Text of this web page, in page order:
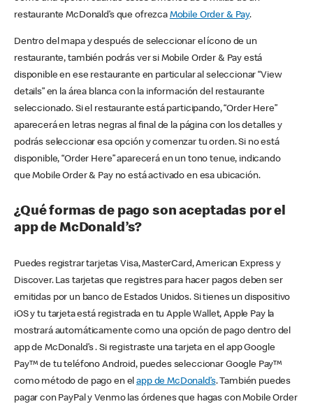
restaurante McDonald’s que ofrezca Mobile Order & Pay.
Dentro del mapa y después de seleccionar el ícono de un
restaurante, también podrás ver si Mobile Order & Pay está
disponible en ese restaurante en particular al seleccionar “View
details” en la área blanca con la información del restaurante
seleccionado. Si el restaurante está participando, “Order Here”
aparecerá en letras negras al final de la página con los detalles y
podrás seleccionar esa opción y comenzar tu orden. Si no está
disponible, “Order Here” aparecerá en un tono tenue, indicando
que Mobile Order & Pay no está activado en esa ubicación.
¿Qué formas de pago son aceptadas por el
app de McDonald’s?
Puedes registrar tarjetas Visa, MasterCard, American Express y
Discover. Las tarjetas que registres para hacer pagos deben ser
emitidas por un banco de Estados Unidos. Si tienes un dispositivo
iOS y tu tarjeta está registrada en tu Apple Wallet, Apple Pay la
mostrará automáticamente como una opción de pago dentro del
app de McDonald’s . Si registraste una tarjeta en el app Google
Pay™ de tu teléfono Android, puedes seleccionar Google Pay™
como método de pago en elapp de McDonald’s. También puedes
pagar con PayPal y Venmo las órdenes que hagas con Mobile Order